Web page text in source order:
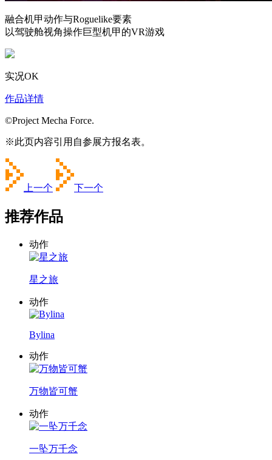
融合机甲动作与Roguelike要素
以驾驶舱视角操作巨型机甲的VR游戏
实况OK
作品详情
©Project Mecha Force.
※此页内容引用自参展方报名表。
上一个 下一个
推荐作品
动作
星之旅
动作
Bylina
动作
万物皆可蟹
动作
一坠万千念